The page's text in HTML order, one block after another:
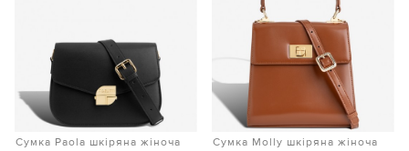
Сумка Paola шкіряна жіноча Сумка Molly шкіряна жіноча